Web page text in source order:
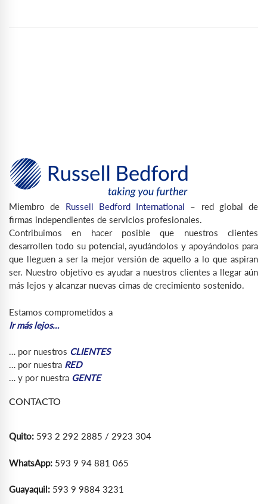
Miembro de Russell Bedford International – red global de
firmas independientes de servicios profesionales.
Contribuimos en hacer posible que nuestros clientes
desarrollen todo su potencial, ayudándolos y apoyándolos para
que lleguen a ser la mejor versión de aquello a lo que aspiran
ser. Nuestro objetivo es ayudar a nuestros clientes a llegar aún
más lejos y alcanzar nuevas cimas de crecimiento sostenido.
Estamos comprometidos a
Ir más lejos…
… por nuestros CLIENTES
… por nuestra RED
… y por nuestra GENTE
CONTACTO
Quito: 593 2 292 2885 / 2923 304
WhatsApp: 593 9 94 881 065
Guayaquil: 593 9 9884 3231